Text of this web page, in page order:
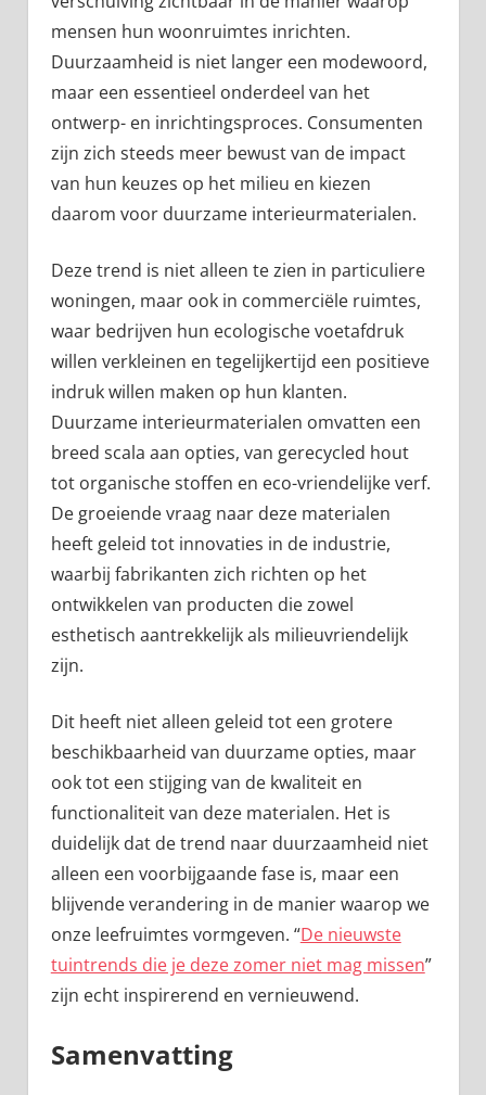
mensen hun woonruimtes inrichten.
Duurzaamheid is niet langer een modewoord,
maar een essentieel onderdeel van het
ontwerp- en inrichtingsproces. Consumenten
zijn zich steeds meer bewust van de impact
van hun keuzes op het milieu en kiezen
daarom voor duurzame interieurmaterialen.
Deze trend is niet alleen te zien in particuliere
woningen, maar ook in commerciële ruimtes,
waar bedrijven hun ecologische voetafdruk
willen verkleinen en tegelijkertijd een positieve
indruk willen maken op hun klanten.
Duurzame interieurmaterialen omvatten een
breed scala aan opties, van gerecycled hout
tot organische stoffen en eco-vriendelijke verf.
De groeiende vraag naar deze materialen
heeft geleid tot innovaties in de industrie,
waarbij fabrikanten zich richten op het
ontwikkelen van producten die zowel
esthetisch aantrekkelijk als milieuvriendelijk
zijn.
Dit heeft niet alleen geleid tot een grotere
beschikbaarheid van duurzame opties, maar
ook tot een stijging van de kwaliteit en
functionaliteit van deze materialen. Het is
duidelijk dat de trend naar duurzaamheid niet
alleen een voorbijgaande fase is, maar een
blijvende verandering in de manier waarop we
onze leefruimtes vormgeven. “De nieuwste
tuintrends die je deze zomer niet mag missen”
zijn echt inspirerend en vernieuwend.
Samenvatting